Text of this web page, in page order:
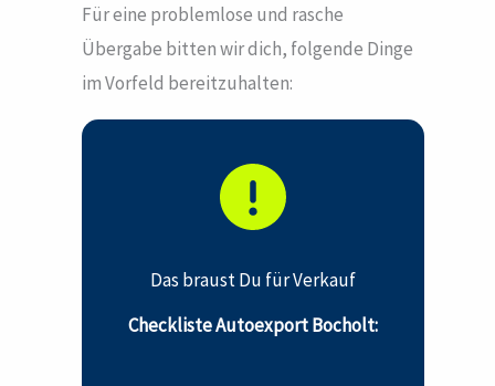
Für eine problemlose und rasche
Übergabe bitten wir dich, folgende Dinge
im Vorfeld bereitzuhalten:
Das braust Du für Verkauf
Checkliste Autoexport Bocholt: